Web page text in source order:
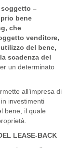
soggetto –
bene
che
venditore,
del bene,
scadenza del
un determinato
all’impresa di
investimenti
bene, il quale
LEASE-BACK